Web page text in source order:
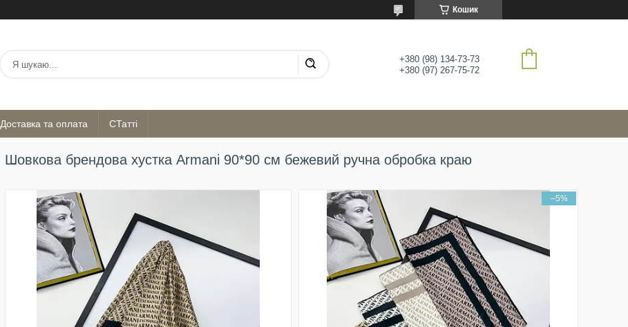
Кошик
+380 (98) 134-73-73
+380 (97) 267-75-72
Доставка та оплата СТатті
Шовкова брендова хустка Armani 90*90 см бежевий ручна обробка краю
–5%